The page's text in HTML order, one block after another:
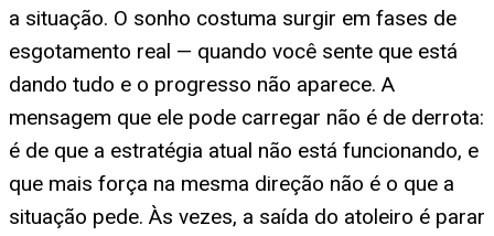
a situação. O sonho costuma surgir em fases de
esgotamento real — quando você sente que está
dando tudo e o progresso não aparece. A
mensagem que ele pode carregar não é de derrota:
é de que a estratégia atual não está funcionando, e
que mais força na mesma direção não é o que a
situação pede. Às vezes, a saída do atoleiro é parar